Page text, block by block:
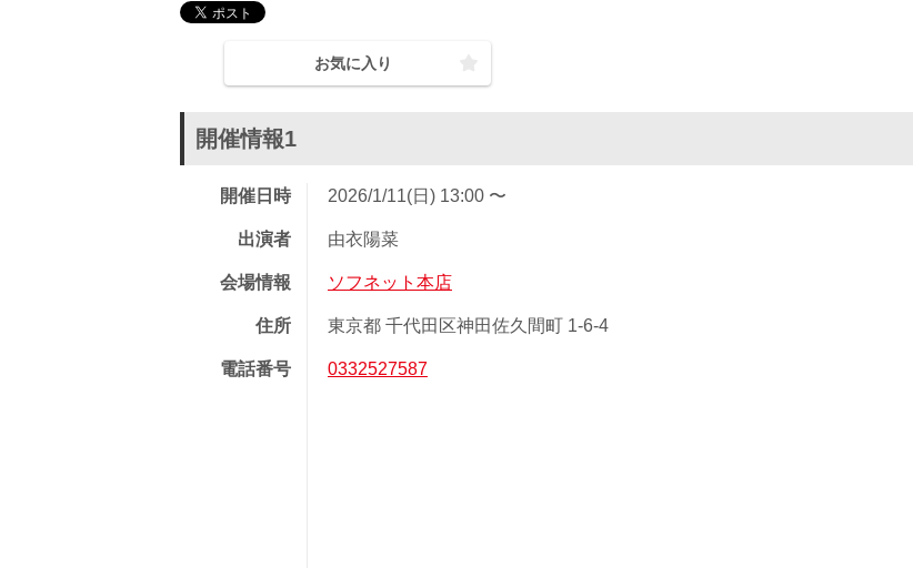
お気に入り
開催情報1
開催日時 2026/1/11(日) 13:00 〜
出演者 由衣陽菜
会場情報 ソフネット本店
住所 東京都 千代田区神田佐久間町 1-6-4
電話番号 0332527587